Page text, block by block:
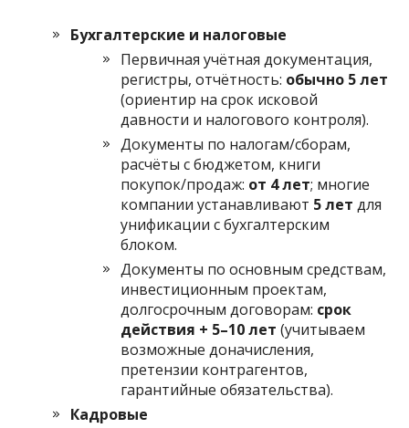
Бухгалтерские и налоговые
Первичная учётная документация,
регистры, отчётность: обычно 5 лет
(ориентир на срок исковой
давности и налогового контроля).
Документы по налогам/сборам,
расчёты с бюджетом, книги
покупок/продаж: от 4 лет; многие
компании устанавливают 5 лет для
унификации с бухгалтерским
блоком.
Документы по основным средствам,
инвестиционным проектам,
долгосрочным договорам: срок
действия + 5–10 лет (учитываем
возможные доначисления,
претензии контрагентов,
гарантийные обязательства).
Кадровые